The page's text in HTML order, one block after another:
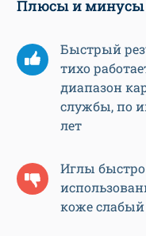
Плюсы и минусы
Быстрый
тихо
диапазон
службы, по
лет
Иглы быстро
коже